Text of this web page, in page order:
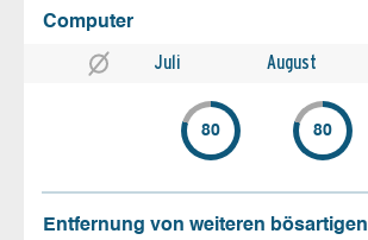
Computer
Juli August
80 80
Entfernung von weiteren bösartigen